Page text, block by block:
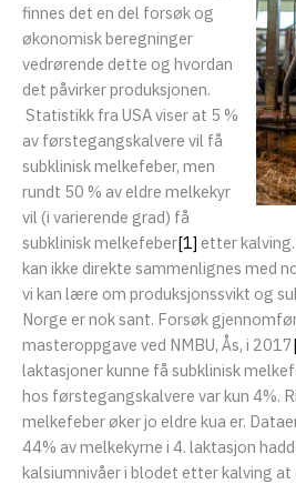
finnes det en del forsøk og
økonomisk beregninger
vedrørende dette og hvordan
det påvirker produksjonen.
Statistikk fra USA viser at 5 %
av førstegangskalvere vil få
subklinisk melkefeber, men
rundt 50 % av eldre melkekyr
vil (i varierende grad) få
subklinisk melkefeber[1] etter
kan ikke direkte sammenlignes med
vi kan lære om produksjonssvikt og
Norge er nok sant. Forsøk
masteroppgave ved NMBU, Ås, i 2017
laktasjoner kunne få subklinisk
hos førstegangskalvere var kun 4%.
melkefeber øker jo eldre kua er.
44% av melkekyrne i 4. laktasjon
kalsiumnivåer i blodet etter kalving at